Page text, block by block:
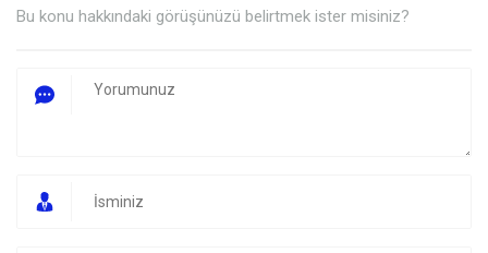
Bu konu hakkındaki görüşünüzü belirtmek ister misiniz?